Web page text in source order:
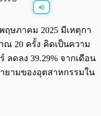
/
ฤษภาคม 2025 มีเหตุกา
20 ครั้ง คิดเป็นความ
ลดลง 39.29% จากเดือน
ยามของอุตสาหกรรมใน